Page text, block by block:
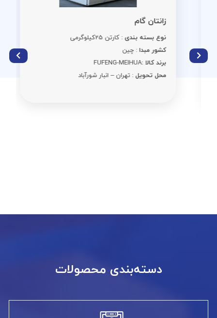
زانتان گام
نوع بسته بندی: کارتن 25کیلوگرمی
کشور مبدا: چین
برند کالا :FUFENG-MEIHUA
محل تحویل: تهران – انبار شورآباد
دسته‌بندی محصولات